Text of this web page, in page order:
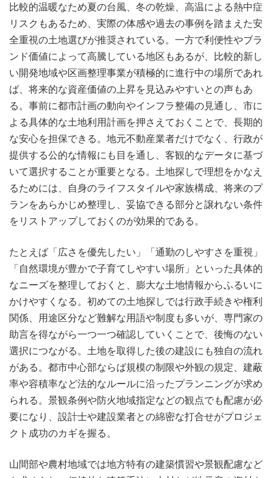
比較的温暖なため夏の台風、冬の乾燥、高温による熱中症
リスクもあるため、実際の体感や過去の事例を踏まえた安
全重視の土地選びが推奨されている。一方で利便性やブラ
ンド価値によって高騰している地区もあるが、比較的新し
い開発地域や区画整理事業が積極的に進行中の場所であれ
ば、将来的な資産価値の上昇を見込みやすいとの声もあ
る。事前に都市計画の動向やインフラ整備の見通し、市に
よる具体的な土地利用計画を押さえておくことで、長期的
な安心を担保できる。地元不動産業者だけでなく、行政が
提供する公的な情報にも目を通し、客観的なデータに基づ
いて選択することが重要となる。土地探しで理想をかなえ
るためには、自身のライフスタイルや家族構成、将来のプ
ランをあらかじめ整理し、妥協できる部分と譲れない条件
をリストアップしておくのが効果的である。
たとえば「広さを優先したい」「通勤のしやすさを重視」
「自然環境が豊かで子育てしやすい場所」といった具体的
なニーズを整理しておくと、膨大な土地情報からふるいに
かけやすくなる。初めての土地探しでは行政手続きや権利
関係、用途区分など難解な用語や制度も多いが、専門家の
助言を得ながら一つ一つ確認していくことで、後悔のない
選択につながる。土地を取得した後の建設にも独自の流れ
がある。都市中心部ならば規模の制限や外観の規定、建蔽
率や容積率など法的なルールに沿ったプランニングが求め
られる。景観条例や防火地域指定などの観点でも配慮が必
要になり、設計士や建設業者との綿密な打合せがプロジェ
クト成功のカギを握る。
山間部や農村地域では地方特有の建築慣習や景観配慮など